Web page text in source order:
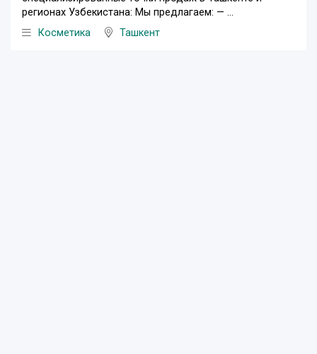
регионах Узбекистана: Мы предлагаем: — ...
Косметика
Ташкент